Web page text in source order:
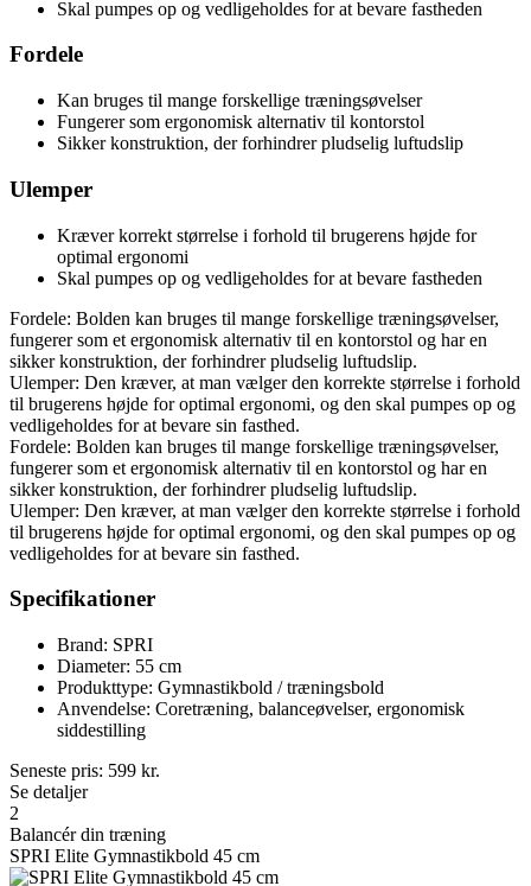
Skal pumpes op og vedligeholdes for at bevare fastheden
Fordele
Kan bruges til mange forskellige træningsøvelser
Fungerer som ergonomisk alternativ til kontorstol
Sikker konstruktion, der forhindrer pludselig luftudslip
Ulemper
Kræver korrekt størrelse i forhold til brugerens højde for
optimal ergonomi
Skal pumpes op og vedligeholdes for at bevare fastheden
Fordele: Bolden kan bruges til mange forskellige træningsøvelser,
fungerer som et ergonomisk alternativ til en kontorstol og har en
sikker konstruktion, der forhindrer pludselig luftudslip.
Ulemper: Den kræver, at man vælger den korrekte størrelse i forhold
til brugerens højde for optimal ergonomi, og den skal pumpes op og
vedligeholdes for at bevare sin fasthed.
Fordele: Bolden kan bruges til mange forskellige træningsøvelser,
fungerer som et ergonomisk alternativ til en kontorstol og har en
sikker konstruktion, der forhindrer pludselig luftudslip.
Ulemper: Den kræver, at man vælger den korrekte størrelse i forhold
til brugerens højde for optimal ergonomi, og den skal pumpes op og
vedligeholdes for at bevare sin fasthed.
Specifikationer
Brand: SPRI
Diameter: 55 cm
Produkttype: Gymnastikbold / træningsbold
Anvendelse: Coretræning, balanceøvelser, ergonomisk
siddestilling
Seneste pris: 599 kr.
Se detaljer
2
Balancér din træning
SPRI Elite Gymnastikbold 45 cm